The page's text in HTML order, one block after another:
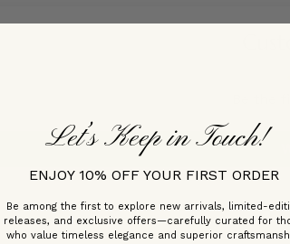
Be the
Let’s Keep in Touch!
ENJOY 10% OFF YOUR FIRST ORDER
Be among the first to explore new arrivals, limited-
releases, and exclusive offers—carefully curated for
who value timeless elegance and superior